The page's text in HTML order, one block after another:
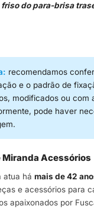
do para-brisa
recomendamos
e o padrão de
modificados ou com
pode haver
Miranda Acessórios
atua há mais de 42
e acessórios para
apaixonados por